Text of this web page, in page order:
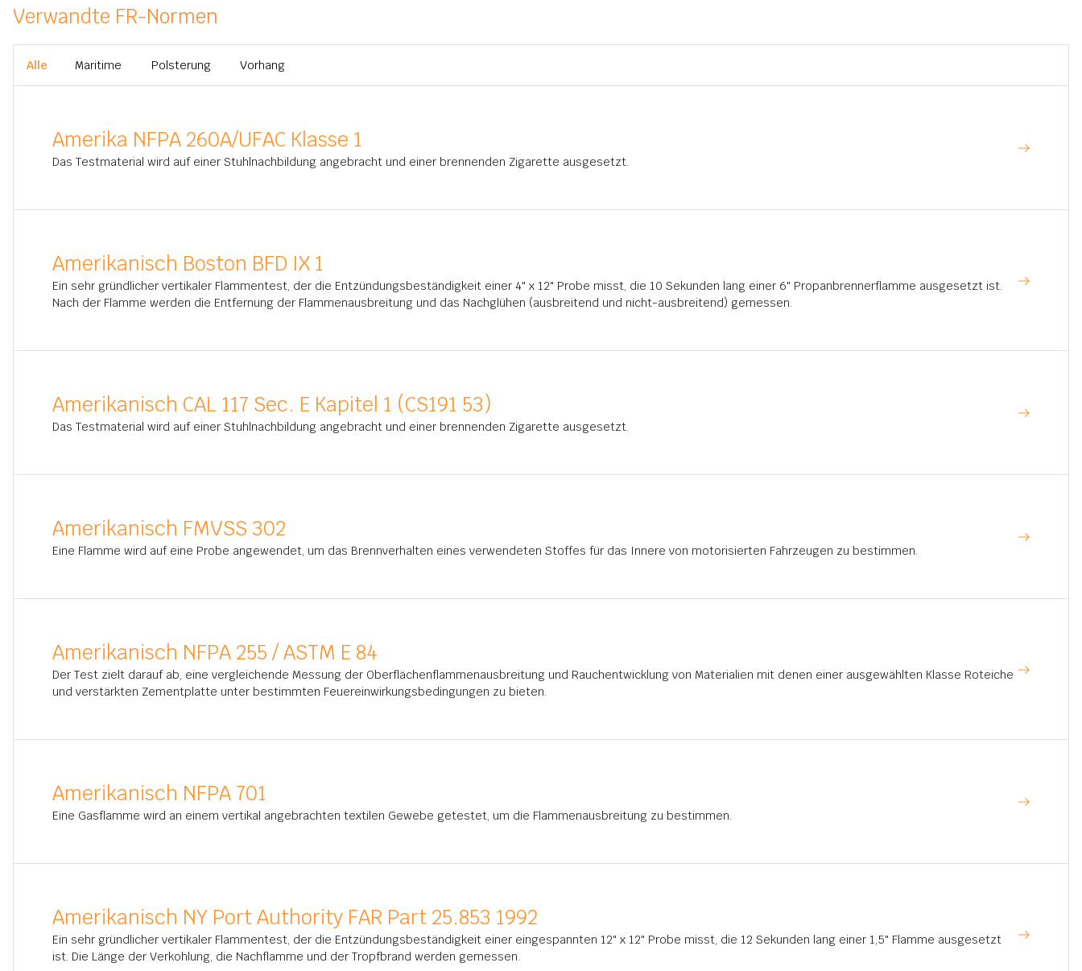
Verwandte FR-Normen
Alle Maritime Polsterung Vorhang
Amerika NFPA 260A/UFAC Klasse 1
Das Testmaterial wird auf einer Stuhlnachbildung angebracht und einer brennenden Zigarette ausgesetzt.
Amerikanisch Boston BFD IX 1
Ein sehr gründlicher vertikaler Flammentest, der die Entzündungsbeständigkeit einer 4" x 12" Probe misst, die 10 Sekunden lang einer 6" Propanbrennerflamme ausgesetzt ist.
Nach der Flamme werden die Entfernung der Flammenausbreitung und das Nachglühen (ausbreitend und nicht-ausbreitend) gemessen.
Amerikanisch CAL 117 Sec. E Kapitel 1 (CS191 53)
Das Testmaterial wird auf einer Stuhlnachbildung angebracht und einer brennenden Zigarette ausgesetzt.
Amerikanisch FMVSS 302
Eine Flamme wird auf eine Probe angewendet, um das Brennverhalten eines verwendeten Stoffes für das Innere von motorisierten Fahrzeugen zu bestimmen.
Amerikanisch NFPA 255 / ASTM E 84
Der Test zielt darauf ab, eine vergleichende Messung der Oberflächenflammenausbreitung und Rauchentwicklung von Materialien mit denen einer ausgewählten Klasse Roteiche
und verstärkten Zementplatte unter bestimmten Feuereinwirkungsbedingungen zu bieten.
Amerikanisch NFPA 701
Eine Gasflamme wird an einem vertikal angebrachten textilen Gewebe getestet, um die Flammenausbreitung zu bestimmen.
Amerikanisch NY Port Authority FAR Part 25.853 1992
Ein sehr gründlicher vertikaler Flammentest, der die Entzündungsbeständigkeit einer eingespannten 12" x 12" Probe misst, die 12 Sekunden lang einer 1,5" Flamme ausgesetzt
ist. Die Länge der Verkohlung, die Nachflamme und der Tropfbrand werden gemessen.